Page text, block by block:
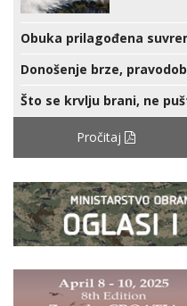
Obuka prilagođena
Donošenje brze,
Što se krvlju brani, ne
Pročitaj